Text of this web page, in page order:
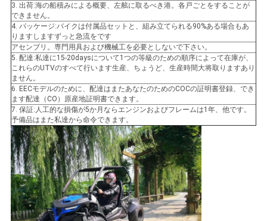
シ
ー
3. 出荷:海の船積みによる概要、左舷に取るべき港。各戸ごとをすることが
できません。
4. パッケージ:バイクは付属品セットと、組み立てられる90%ある場合もあ
りますしますずっと急流をです
アセンブリ。専門用具および機械工を必要としないで下さい。
5. 配達:私達に15-20daysについて1つの等級のための順序によって在庫が、
これらのUTVのすべて行います生産、ちょうど、生産時間大将取りますあり
ません。
6. EECモデルのために、配達はまたあなたのためのCOCの証明書登録、でき
ます配達（CO）原産地証明書できます。
7. 保証:人工的な損傷が5か月ならエンジンおよびフレームは1年、他です。
予備品はまた私達から命令できます。